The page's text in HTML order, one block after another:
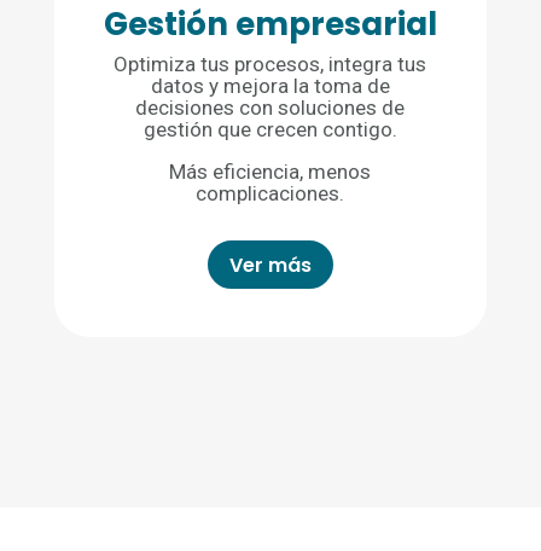
Gestión empresarial
Optimiza tus procesos, integra tus
datos y mejora la toma de
decisiones con soluciones de
gestión que crecen contigo.
Más eficiencia, menos
complicaciones.
Ver más